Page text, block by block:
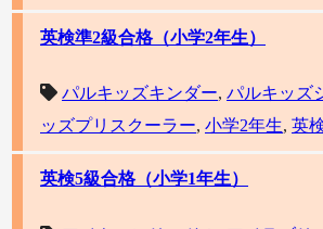
英検準2級合格（小学2年生）
パルキッズキンダー, パルキッズ
ッズプリスクーラー, 小学2年生, 英
英検5級合格（小学1年生）